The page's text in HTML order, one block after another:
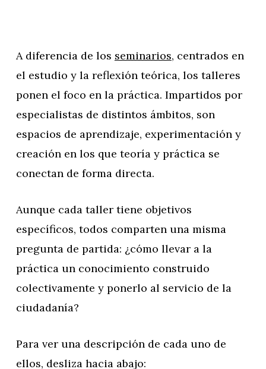
A diferencia de los seminarios, centrados en
el estudio y la reflexión teórica, los talleres
ponen el foco en la práctica. Impartidos por
especialistas de distintos ámbitos, son
espacios de aprendizaje, experimentación y
creación en los que teoría y práctica se
conectan de forma directa.
Aunque cada taller tiene objetivos
específicos, todos comparten una misma
pregunta de partida: ¿cómo llevar a la
práctica un conocimiento construido
colectivamente y ponerlo al servicio de la
ciudadanía?
Para ver una descripción de cada uno de
ellos, desliza hacia abajo: